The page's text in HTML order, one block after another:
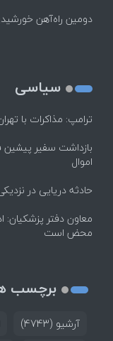
دومین راه‌آهن
سیاسی
ترامپ: مذاکرات با
بازداشت سفیر پیشین
اموال
حادثه دریایی در
معاون دفتر
محض است
برچسب
آرشیو (4743)